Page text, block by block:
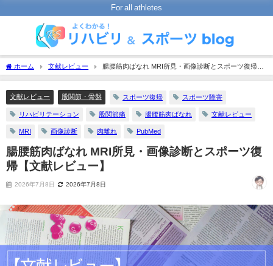
For all athletes
ホーム 文献レビュー
腸腰筋肉ばなれ MRI所見・画像診断とスポーツ復帰
【文献レビュー】
文献レビュー 股関節・骨盤 スポーツ復帰 スポーツ障害
リハビリテーション 股関節痛 腸腰筋肉ばなれ 文献レビュー
MRI 画像診断 肉離れ PubMed
腸腰筋肉ばなれ MRI所見・画像診断とスポーツ復
帰【文献レビュー】
2026年7月8日 2026年7月8日